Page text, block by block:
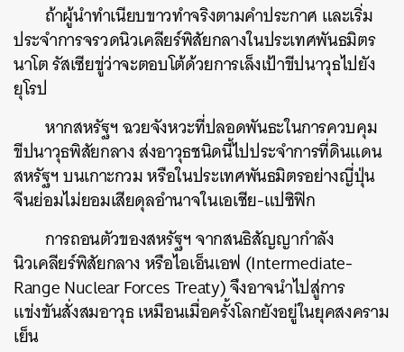
ถ้าผู้นำทำเนียบขาวทำจริงตามคำประกาศ และเริ่ม
ประจำการจรวดนิวเคลียร์พิสัยกลางในประเทศพันธมิตร
นาโต รัสเซียขู่ว่าจะตอบโต้ด้วยการเล็งเป้าขีปนาวุธไปยัง
ยุโรป
หากสหรัฐฯ ฉวยจังหวะที่ปลอดพันธะในการควบคุม
ขีปนาวุธพิสัยกลาง ส่งอาวุธชนิดนี้ไปประจำการที่ดินแดน
สหรัฐฯ บนเกาะกวม หรือในประเทศพันธมิตรอย่างญี่ปุ่น
จีนย่อมไม่ยอมเสียดุลอำนาจในเอเชีย-แปซิฟิก
การถอนตัวของสหรัฐฯ จากสนธิสัญญากำลัง
นิวเคลียร์พิสัยกลาง หรือไอเอ็นเอฟ (Intermediate-
Range Nuclear Forces Treaty) จึงอาจนำไปสู่การ
แข่งขันสั่งสมอาวุธ เหมือนเมื่อครั้งโลกยังอยู่ในยุคสงคราม
เย็น